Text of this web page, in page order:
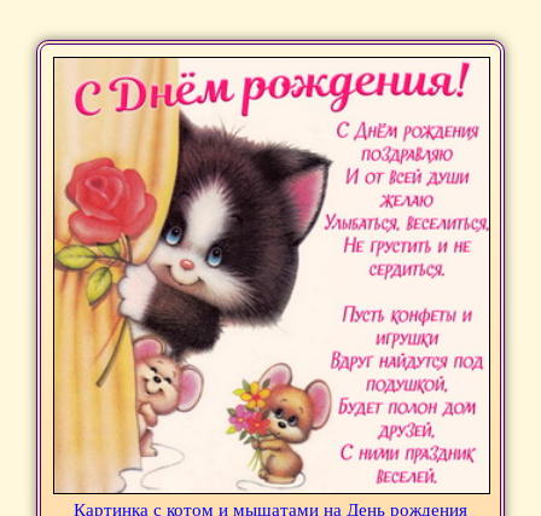
Картинка с котом и мышатами на День рождения